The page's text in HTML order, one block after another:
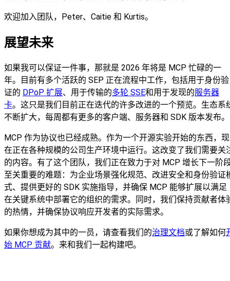
欢迎加入团队，Peter、Caitie 和 Kurtis。
展望未来
如果我可以保证一件事，那就是 2026 年将是 MCP 忙碌的一
年。目前有多个活跃的 SEP 正在流程中工作，包括用于身份验
证的 DPoP 扩展、用于传输的多轮 SSE和用于发现的服务器
卡。这只是我们目前正在迭代的许多改进的一个预览。生态系
不断扩大，每周都有更多的客户端、服务器和 SDK 版本发布。
MCP 作为协议也已经成熟。作为一个开源实验开始的东西，现
在正在各种规模的公司生产环境中运行。这改变了我们需要关
的内容。有了这个团队，我们正在致力于对 MCP 增长下一阶
至关重要的难题：为企业场景强化规范、改进安全和身份验证
式、提供更好的 SDK 实施指导，并确保 MCP 能够扩展以满足
在关键系统中部署它的组织的需求。同时，我们保持贡献者体
的热情，并确保协议响应开发者的实际需求。
如果你想成为其中的一员，请查看我们的治理文档或了解如何
始 MCP 贡献。来和我们一起构建吧。